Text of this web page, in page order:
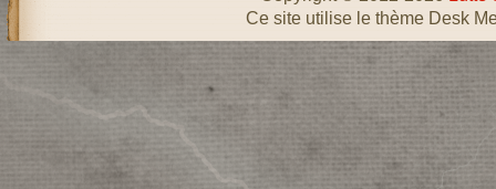
Ce site utilise le thème Desk